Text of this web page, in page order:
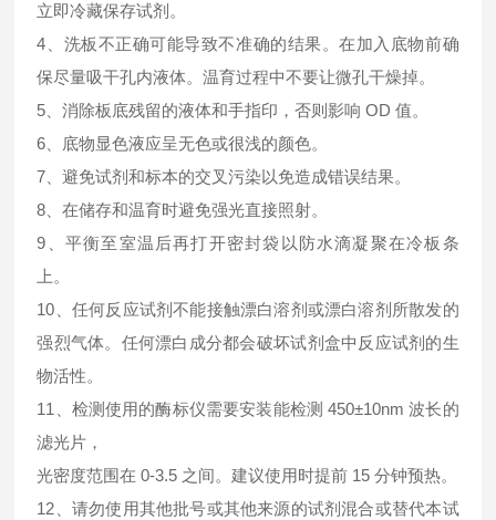
立即冷藏保存试剂。
4、洗板不正确可能导致不准确的结果。在加入底物前确
保尽量吸干孔内液体。温育过程中不要让微孔干燥掉。
5、消除板底残留的液体和手指印，否则影响 OD 值。
6、底物显色液应呈无色或很浅的颜色。
7、避免试剂和标本的交叉污染以免造成错误结果。
8、在储存和温育时避免强光直接照射。
9、平衡至室温后再打开密封袋以防水滴凝聚在冷板条
上。
10、任何反应试剂不能接触漂白溶剂或漂白溶剂所散发的
强烈气体。任何漂白成分都会破坏试剂盒中反应试剂的生
物活性。
11、检测使用的酶标仪需要安装能检测 450±10nm 波长的
滤光片，
光密度范围在 0-3.5 之间。建议使用时提前 15 分钟预热。
12、请勿使用其他批号或其他来源的试剂混合或替代本试